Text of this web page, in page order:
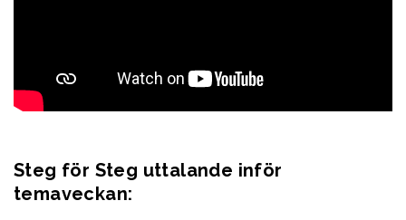
Steg för Steg uttalande inför
temaveckan: